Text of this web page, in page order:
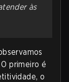
às
primeiro é
o